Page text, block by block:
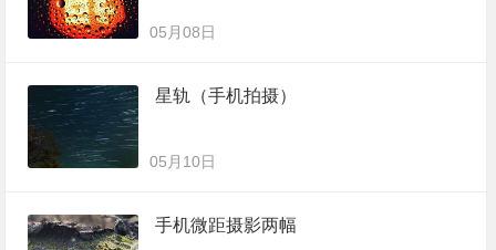
05月08日
星轨（手机拍摄）
05月10日
手机微距摄影两幅